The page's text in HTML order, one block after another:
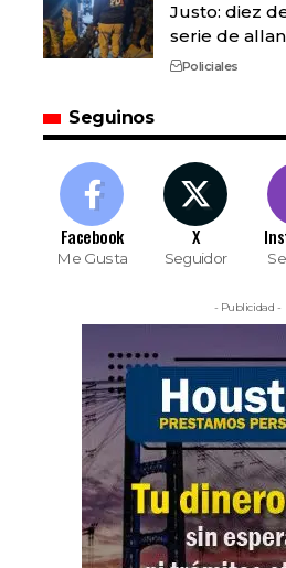
Justo: diez
serie de
Policiales
Seguinos
Facebook
Me Gusta
X
Seguidor
- Publicidad -